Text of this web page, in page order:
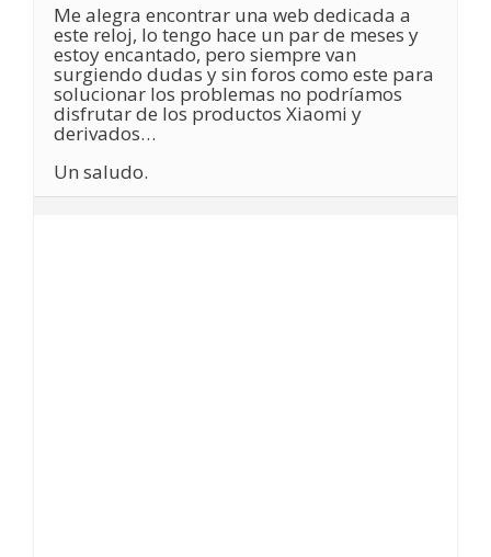
Me alegra encontrar una web dedicada a
este reloj, lo tengo hace un par de meses y
estoy encantado, pero siempre van
surgiendo dudas y sin foros como este para
solucionar los problemas no podríamos
disfrutar de los productos Xiaomi y
derivados…
Un saludo.